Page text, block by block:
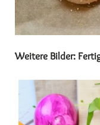
Weitere Bilder: